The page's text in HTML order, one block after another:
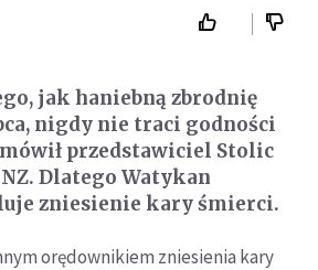
jak haniebną zbrodnię
nigdy nie traci godności
przedstawiciel Stolic
Dlatego Watykan
zniesienie kary śmierci.
orędownikiem zniesienia kary